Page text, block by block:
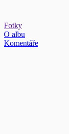
Fotky
O albu
Komentáře